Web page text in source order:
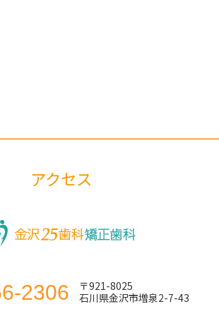
アクセス
2306
〒921-8025
石川県金沢市増泉2-7-43